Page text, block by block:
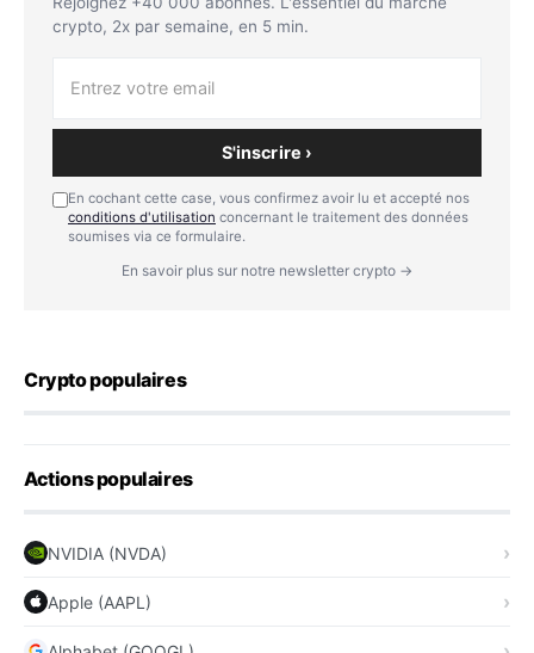
crypto, 2x par semaine, en 5 min.
S'inscrire ›
En cochant cette case, vous confirmez avoir lu et accepté nos
conditions d'utilisation concernant le traitement des données
soumises via ce formulaire.
En savoir plus sur notre newsletter crypto →
Crypto populaires
Actions populaires
NVIDIA (NVDA)
Apple (AAPL)